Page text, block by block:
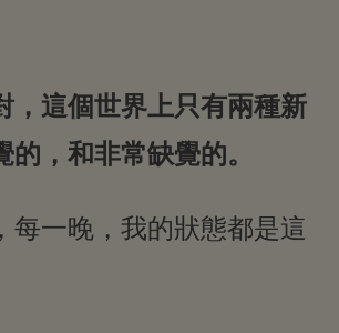
，這個世界上只有兩種新
，和非常缺覺的。
每一晚，我的狀態都是這